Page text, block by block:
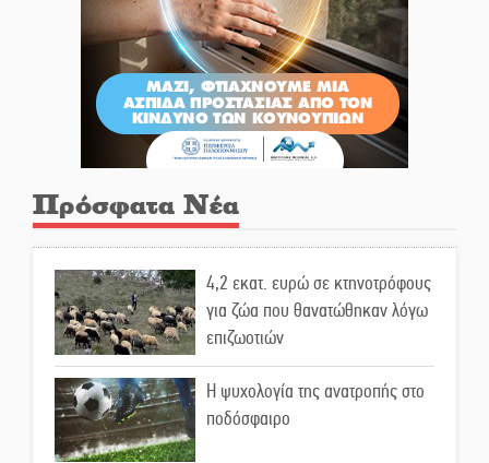
Πρόσφατα Νέα
4,2 εκατ. ευρώ σε κτηνοτρόφους
για ζώα που θανατώθηκαν λόγω
επιζωοτιών
Η ψυχολογία της ανατροπής στο
ποδόσφαιρο